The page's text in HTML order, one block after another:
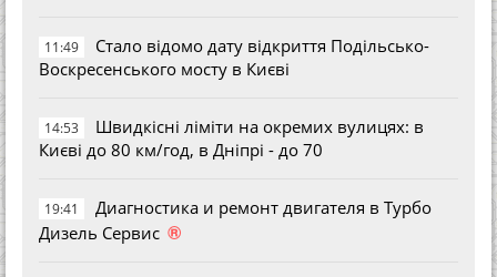
11:49
Стало відомо дату відкриття Подільсько-
Воскресенського мосту в Києві
14:53
Швидкісні ліміти на окремих вулицях: в
Києві до 80 км/год, в Дніпрі - до 70
19:41
Диагностика и ремонт двигателя в Турбо
Дизель Сервис ®